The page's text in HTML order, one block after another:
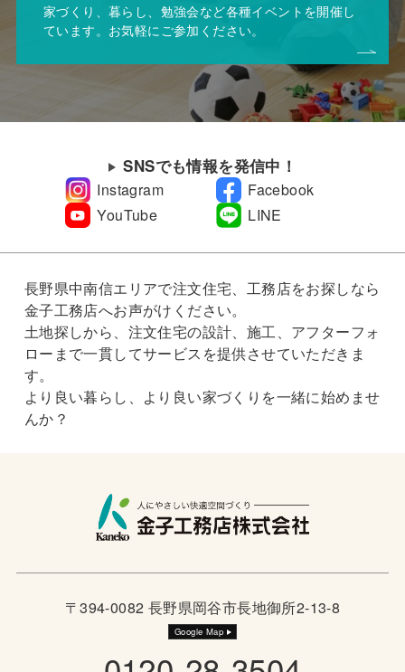
家づくり、暮らし、勉強会など各種イベントを開催し
ています。お気軽にご参加ください。
SNSでも情報を発信中！
Instagram
Facebook
YouTube
LINE
長野県中南信エリアで注文住宅、工務店をお探しなら
金子工務店へお声がけください。
土地探しから、注文住宅の設計、施工、アフターフォ
ローまで一貫してサービスを提供させていただきま
す。
より良い暮らし、より良い家づくりを一緒に始めませ
んか？
〒394-0082 長野県岡谷市長地御所2-13-8
Google Map